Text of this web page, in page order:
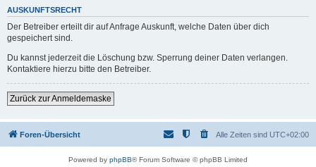
AUSKUNFTSRECHT
Der Betreiber erteilt dir auf Anfrage Auskunft, welche Daten über dich
gespeichert sind.
Du kannst jederzeit die Löschung bzw. Sperrung deiner Daten verlangen.
Kontaktiere hierzu bitte den Betreiber.
Zurück zur Anmeldemaske
Foren-Übersicht Alle Zeiten sind UTC+02:00
Powered by phpBB® Forum Software © phpBB Limited